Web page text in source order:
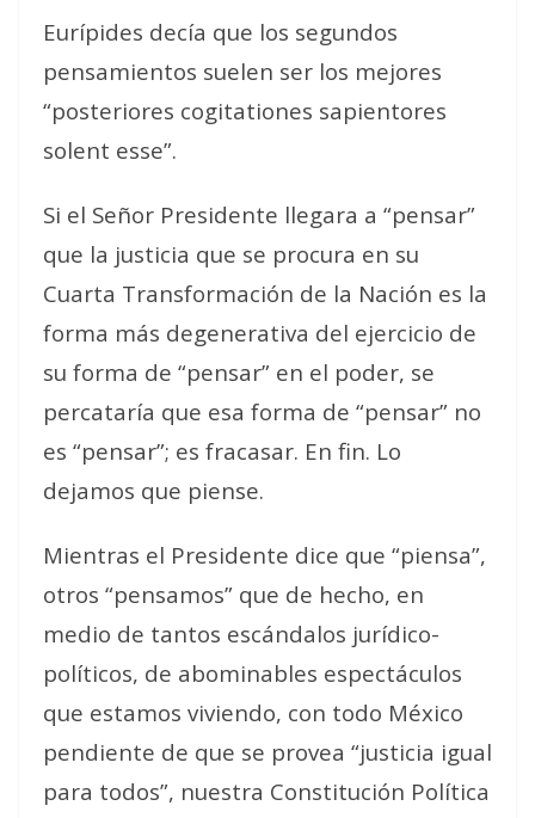
Eurípides decía que los segundos
pensamientos suelen ser los mejores
“posteriores cogitationes sapientores
solent esse”.
Si el Señor Presidente llegara a “pensar”
que la justicia que se procura en su
Cuarta Transformación de la Nación es la
forma más degenerativa del ejercicio de
su forma de “pensar” en el poder, se
percataría que esa forma de “pensar” no
es “pensar”; es fracasar. En fin. Lo
dejamos que piense.
Mientras el Presidente dice que “piensa”,
otros “pensamos” que de hecho, en
medio de tantos escándalos jurídico-
políticos, de abominables espectáculos
que estamos viviendo, con todo México
pendiente de que se provea “justicia igual
para todos”, nuestra Constitución Política